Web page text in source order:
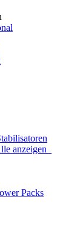
anzeigen
Packs